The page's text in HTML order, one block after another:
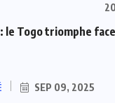
le Togo triomphe
SEP 09, 2025